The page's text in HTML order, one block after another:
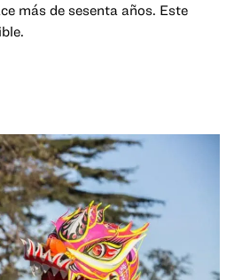
más de sesenta años. Este